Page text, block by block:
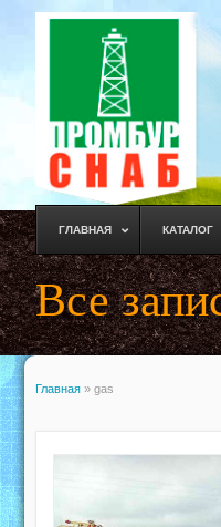
ГЛАВНАЯ КАТАЛОГ
Все
Главная » gas